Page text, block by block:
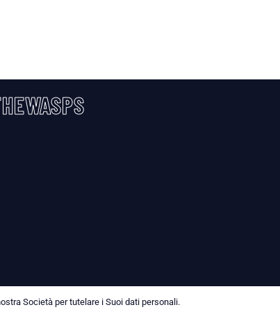
Società per tutelare i Suoi dati personali.